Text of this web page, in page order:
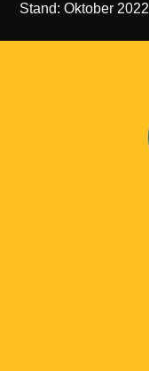
Stand: Oktober 2022